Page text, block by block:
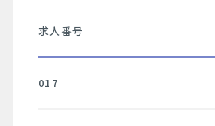
求人番号
017